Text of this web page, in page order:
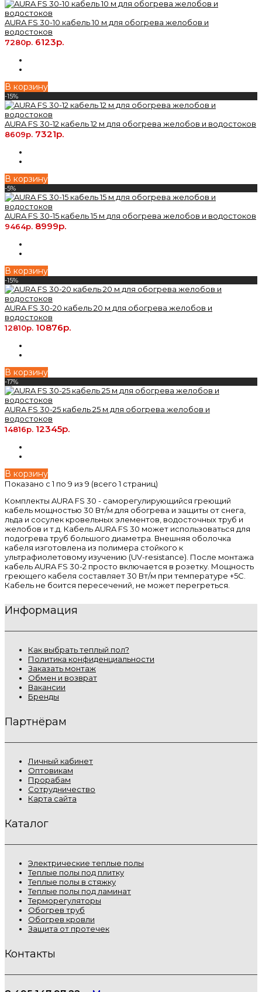
AURA FS 30-10 кабель 10 м для обогрева желобов и
водостоков
7280р. 6123р.
В корзину
-15%
AURA FS 30-12 кабель 12 м для обогрева желобов и водостоков
8609р. 7321р.
В корзину
-5%
AURA FS 30-15 кабель 15 м для обогрева желобов и водостоков
9464р. 8999р.
В корзину
-15%
AURA FS 30-20 кабель 20 м для обогрева желобов и
водостоков
12810р. 10876р.
В корзину
-17%
AURA FS 30-25 кабель 25 м для обогрева желобов и
водостоков
14816р. 12345р.
В корзину
Показано с 1 по 9 из 9 (всего 1 страниц)
Комплекты AURA FS 30 - саморегулирующийся греющий
кабель мощностью 30 Вт/м для обогрева и защиты от снега,
льда и сосулек кровельных элементов, водосточных труб и
желобов и т.д. Кабель AURA FS 30 может использоваться для
подогрева труб большого диаметра. Внешняя оболочка
кабеля изготовлена из полимера стойкого к
ультрафиолетовому изучению (UV-resistance). После монтажа
кабель AURA FS 30-2 просто включается в розетку. Мощность
греющего кабеля составляет 30 Вт/м при температуре +5С.
Кабель не боится пересечений, не может перегреться.
Информация
Как выбрать теплый пол?
Политика конфиденциальности
Заказать монтаж
Обмен и возврат
Вакансии
Бренды
Партнёрам
Личный кабинет
Оптовикам
Прорабам
Сотрудничество
Карта сайта
Каталог
Электрические теплые полы
Теплые полы под плитку
Теплые полы в стяжку
Теплые полы под ламинат
Терморегуляторы
Обогрев труб
Обогрев кровли
Защита от протечек
Контакты